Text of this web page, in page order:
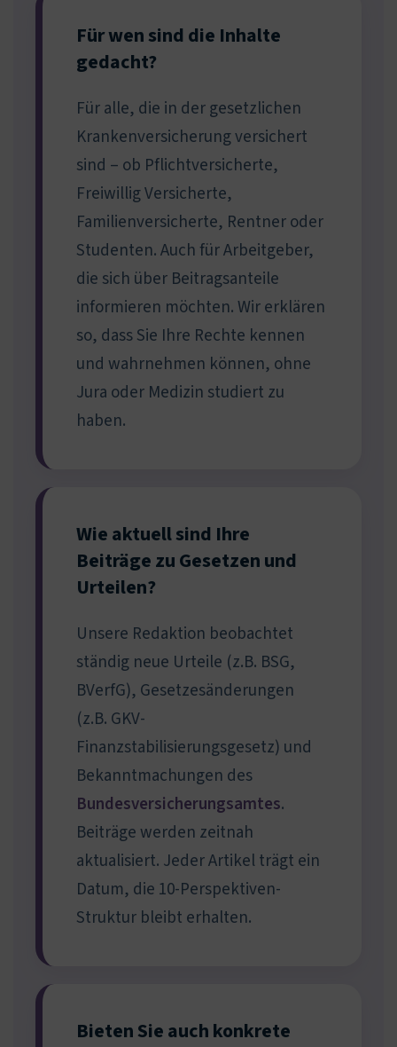
Für wen sind die Inhalte
gedacht?
Für alle, die in der gesetzlichen
Krankenversicherung versichert
sind – ob Pflichtversicherte,
Freiwillig Versicherte,
Familienversicherte, Rentner oder
Studenten. Auch für Arbeitgeber,
die sich über Beitragsanteile
informieren möchten. Wir erklären
so, dass Sie Ihre Rechte kennen
und wahrnehmen können, ohne
Jura oder Medizin studiert zu
haben.
Wie aktuell sind Ihre
Beiträge zu Gesetzen und
Urteilen?
Unsere Redaktion beobachtet
ständig neue Urteile (z.B. BSG,
BVerfG), Gesetzesänderungen
(z.B. GKV-
Finanzstabilisierungsgesetz) und
Bekanntmachungen des
Bundesversicherungsamtes.
Beiträge werden zeitnah
aktualisiert. Jeder Artikel trägt ein
Datum, die 10-Perspektiven-
Struktur bleibt erhalten.
Bieten Sie auch konkrete